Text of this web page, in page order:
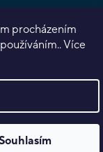
procházením
Více